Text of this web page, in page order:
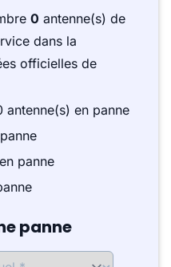
0 antenne(s) de
dans la
officielles de
antenne(s) en panne
panne
panne